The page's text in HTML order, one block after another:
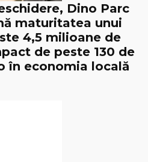
Dino Parc
maturitatea unui
4,5 milioane de
de peste 130 de
în economia locală